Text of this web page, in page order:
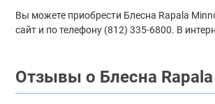
Вы можете приобрести Блесна Rapala
сайт и по телефону (812) 335-6800. В
Отзывы о Блесна